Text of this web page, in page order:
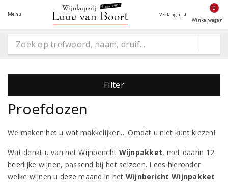
Menu Verlanglijst
0
Winkelwagen
Filter
Proefdozen
We maken het u wat makkelijker.... Omdat u niet kunt kiezen!
Wat denkt u van het Wijnbericht Wijnpakket, met daarin 12
heerlijke wijnen, passend bij het seizoen. Lees hieronder
welke wijnen u deze maand in het Wijnbericht Wijnpakket